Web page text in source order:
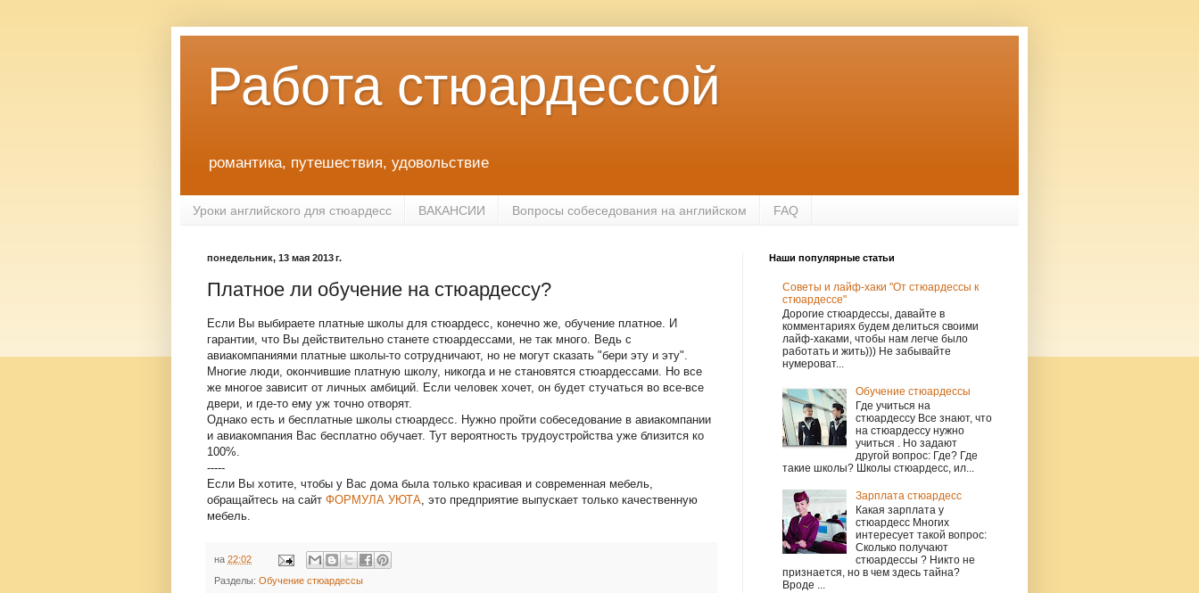
Работа стюардессой
романтика, путешествия, удовольствие
Уроки английского для стюардесс ВАКАНСИИ Вопросы собеседования на английском FAQ
понедельник, 13 мая 2013 г.
Платное ли обучение на стюардессу?
Если Вы выбираете платные школы для стюардесс, конечно же, обучение платное. И
гарантии, что Вы действительно станете стюардессами, не так много. Ведь с
авиакомпаниями платные школы-то сотрудничают, но не могут сказать "бери эту и эту".
Многие люди, окончившие платную школу, никогда и не становятся стюардессами. Но все
же многое зависит от личных амбиций. Если человек хочет, он будет стучаться во все-все
двери, и где-то ему уж точно отворят.
Однако есть и бесплатные школы стюардесс. Нужно пройти собеседование в авиакомпании
и авиакомпания Вас бесплатно обучает. Тут вероятность трудоустройства уже близится ко
100%.
-----
Если Вы хотите, чтобы у Вас дома была только красивая и современная мебель,
обращайтесь на сайт ФОРМУЛА УЮТА , это предприятие выпускает только качественную
мебель.
на 22:02
Разделы: Обучение стюардессы
Наши популярные статьи
Советы и лайф-хаки "От стюардессы к
стюардессе"
Дорогие стюардессы, давайте в
комментариях будем делиться своими
лайф-хаками, чтобы нам легче было
работать и жить))) Не забывайте
нумероват...
Обучение стюардессы
Где учиться на
стюардессу Все знают, что
на стюардессу нужно
учиться . Но задают
другой вопрос: Где? Где
такие школы? Школы стюардесс, ил...
Зарплата стюардесс
Какая зарплата у
стюардесс Многих
интересует такой вопрос:
Сколько получают
стюардессы ? Никто не
признается, но в чем здесь тайна?
Вроде ...